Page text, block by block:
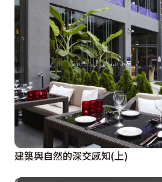
建築與自然的深交感知(上)